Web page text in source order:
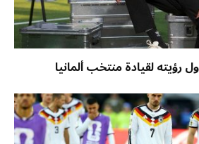
لقيادة منتخب ألمانيا